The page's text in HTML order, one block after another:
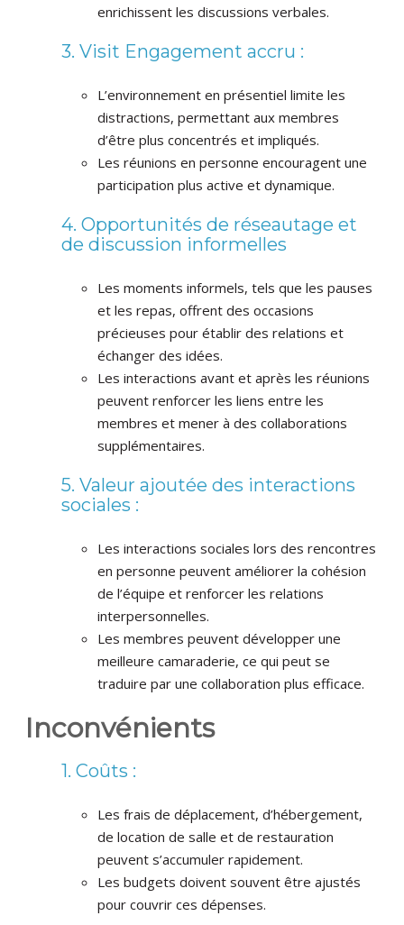
enrichissent les discussions verbales.
3. Visit Engagement accru :
L’environnement en présentiel limite les
distractions, permettant aux membres
d’être plus concentrés et impliqués.
Les réunions en personne encouragent une
participation plus active et dynamique.
4. Opportunités de réseautage et
de discussion informelles
Les moments informels, tels que les pauses
et les repas, offrent des occasions
précieuses pour établir des relations et
échanger des idées.
Les interactions avant et après les réunions
peuvent renforcer les liens entre les
membres et mener à des collaborations
supplémentaires.
5. Valeur ajoutée des interactions
sociales :
Les interactions sociales lors des rencontres
en personne peuvent améliorer la cohésion
de l’équipe et renforcer les relations
interpersonnelles.
Les membres peuvent développer une
meilleure camaraderie, ce qui peut se
traduire par une collaboration plus efficace.
Inconvénients
1. Coûts :
Les frais de déplacement, d’hébergement,
de location de salle et de restauration
peuvent s’accumuler rapidement.
Les budgets doivent souvent être ajustés
pour couvrir ces dépenses.